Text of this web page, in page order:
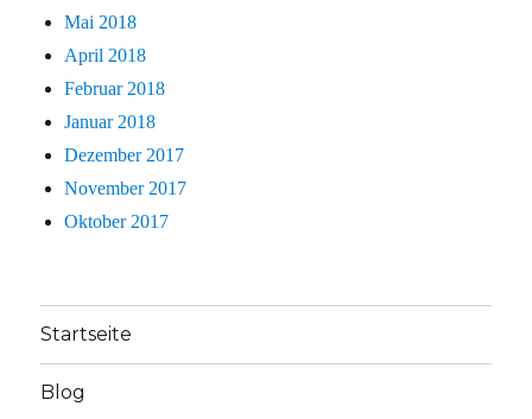
Mai 2018
April 2018
Februar 2018
Januar 2018
Dezember 2017
November 2017
Oktober 2017
Startseite
Blog